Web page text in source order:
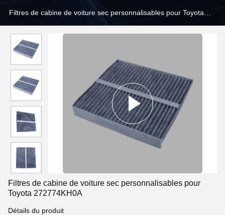
Filtres de cabine de voiture sec personnalisables pour Toyota
Filtres de cabine de voiture sec personnalisables pour
Toyota 272774KH0A
Détails du produit